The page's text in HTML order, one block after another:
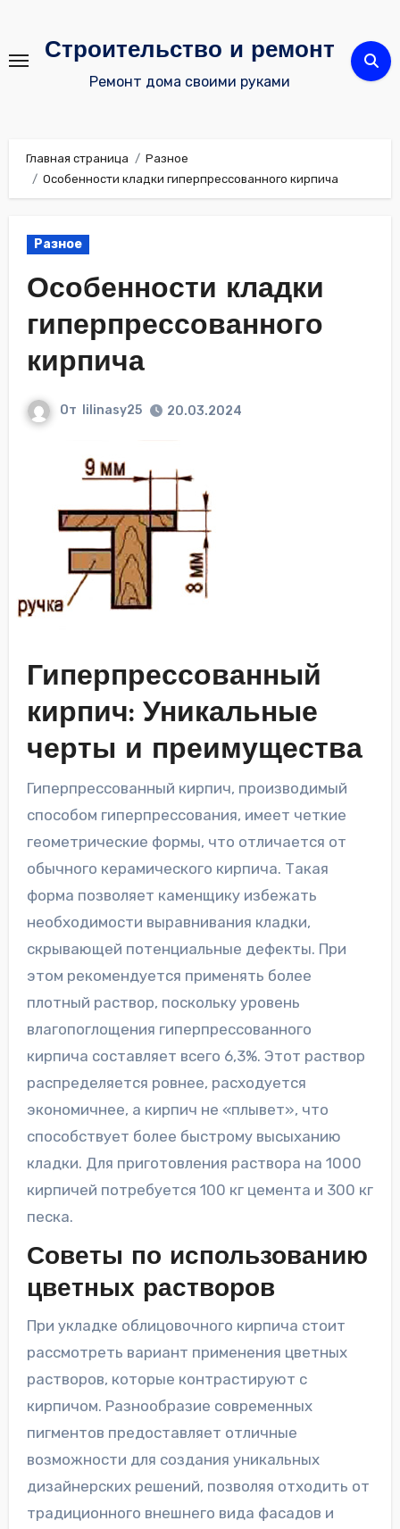
содержимому
Строительство и ремонт
Ремонт дома своими руками
Главная страница
Разное
Особенности кладки гиперпрессованного кирпича
Разное
Особенности кладки
гиперпрессованного
кирпича
От lilinasy25 20.03.2024
Гиперпрессованный
кирпич: Уникальные
черты и преимущества
Гиперпрессованный кирпич, производимый
способом гиперпрессования, имеет четкие
геометрические формы, что отличается от
обычного керамического кирпича. Такая
форма позволяет каменщику избежать
необходимости выравнивания кладки,
скрывающей потенциальные дефекты. При
этом рекомендуется применять более
плотный раствор, поскольку уровень
влагопоглощения гиперпрессованного
кирпича составляет всего 6,3%. Этот раствор
распределяется ровнее, расходуется
экономичнее, а кирпич не «плывет», что
способствует более быстрому высыханию
кладки. Для приготовления раствора на 1000
кирпичей потребуется 100 кг цемента и 300 кг
песка.
Советы по использованию
цветных растворов
При укладке облицовочного кирпича стоит
рассмотреть вариант применения цветных
растворов, которые контрастируют с
кирпичом. Разнообразие современных
пигментов предоставляет отличные
возможности для создания уникальных
дизайнерских решений, позволяя отходить от
традиционного внешнего вида фасадов и